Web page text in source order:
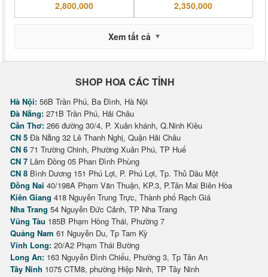
2,800,000 2,350,000
Xem tất cả
SHOP HOA CÁC TỈNH
Hà Nội: 56B Trần Phú, Ba Đình, Hà Nội
Đà Nẵng: 271B Trần Phú, Hải Châu
Cần Thơ: 266 đường 30/4, P. Xuân khánh, Q.Ninh Kiều
CN 5 Đà Nẵng 32 Lê Thanh Nghị, Quận Hải Châu
CN 6 71 Trường Chinh, Phường Xuân Phú, TP Huế
CN 7 Lâm Đồng 05 Phan Đình Phùng
CN 8 Bình Dương 151 Phú Lợi, P. Phú Lợi, Tp. Thủ Dầu Một
Đồng Nai 40/198A Phạm Văn Thuận, KP.3, P.Tân Mai Biên Hòa
Kiên Giang 418 Nguyễn Trung Trực, Thành phố Rạch Giá
Nha Trang 54 Nguyễn Đức Cảnh, TP Nha Trang
Vũng Tàu 185B Phạm Hồng Thái, Phường 7
Quảng Nam 61 Nguyễn Du, Tp Tam Kỳ
Vĩnh Long: 20/A2 Phạm Thái Bường
Long An: 163 Nguyễn Đình Chiểu, Phường 3, Tp Tân An
Tây Ninh 1075 CTM8, phường Hiệp Ninh, TP Tây Ninh